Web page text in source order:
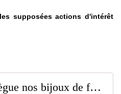
supposées actions d'intérêt
Quand la Delbarie lègue nos bijoux de famille, ça me casse les roubignoles... Ouille Ouille !!! Pas vous ??? (Première Partie) - SAUVONS ROUBAIX